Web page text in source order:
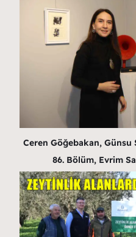
Ceren Göğebakan, Günsu
86. Bölüm, Evrim